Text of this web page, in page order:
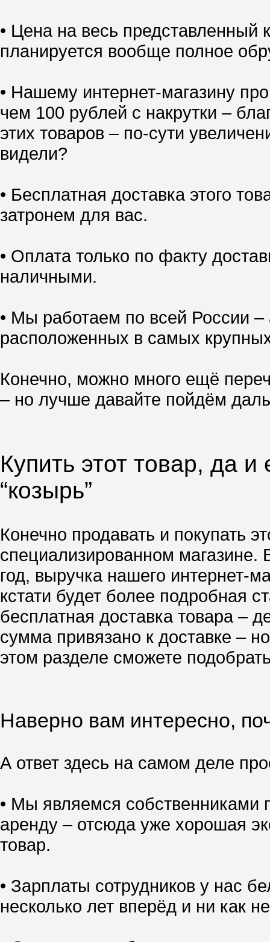
• Цена на весь
планируется вообще полное
• Нашему интернет-магазину
чем 100 рублей с накрутки –
этих товаров – по-сути
видели?
• Бесплатная доставка этого
затронем для вас.
• Оплата только по факту
наличными.
• Мы работаем по всей России
расположенных в самых
Конечно, можно много ещё
– но лучше давайте пойдём
Купить этот товар, да
“козырь”
Конечно продавать и покупать
специализированном магазине.
год, выручка нашего интернет-
кстати будет более подробная
бесплатная доставка товара –
сумма привязано к доставке –
этом разделе сможете
Наверно вам интересно,
А ответ здесь на самом деле
• Мы являемся собственниками
аренду – отсюда уже хорошая
товар.
• Зарплаты сотрудников у нас
несколько лет вперёд и ни как